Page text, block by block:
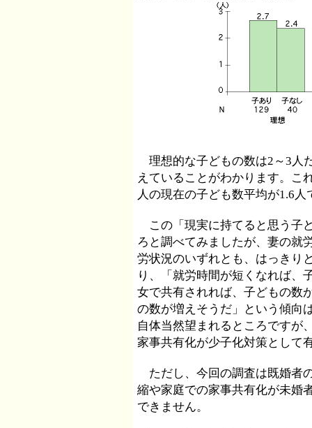
理想的な子どもの数は2～3人
えていることがわかります。こ
人の現在の子ども数平均が1.6
この「現実に持てると思う子
ろと調べてみましたが、妻の就
労状況のいずれとも、はっきり
り、「就労時間が短くなれば、
女で共有されれば、子どもの数
の数が増えそうだ」という傾向
自体当然望まれるところですが
家事共有化が少子化対策として
ただし、今回の調査は既婚者
縮や家庭での家事共有化が未婚
できません。